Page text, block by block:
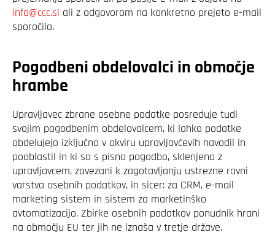
info@ccc.si ali z odgovorom na konkretno prejeto e-mail
sporočilo.
Pogodbeni obdelovalci in območje
hrambe
Upravljavec zbrane osebne podatke posreduje tudi
svojim pogodbenim obdelovalcem, ki lahko podatke
obdelujejo izključno v okviru upravljavčevih navodil in
pooblastil in ki so s pisno pogodbo, sklenjeno z
upravljavcem, zavezani k zagotavljanju ustrezne ravni
varstva osebnih podatkov, in sicer: za CRM, e-mail
marketing sistem in sistem za marketinško
avtomatizacijo. Zbirke osebnih podatkov ponudnik hrani
na območju EU ter jih ne iznaša v tretje države.